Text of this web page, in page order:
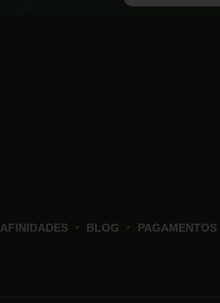
AFINIDADES BLOG PAGAMENTOS